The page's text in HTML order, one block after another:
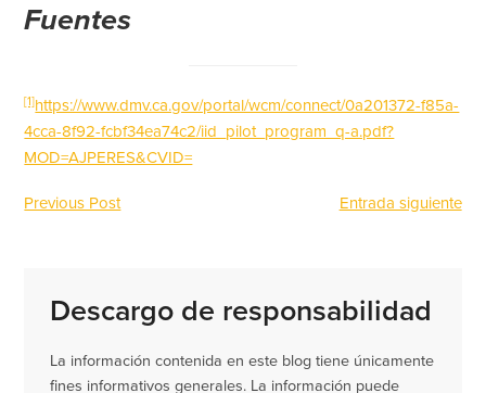
Fuentes
[1]https://www.dmv.ca.gov/portal/wcm/connect/0a201372-f85a-
4cca-8f92-fcbf34ea74c2/iid_pilot_program_q-a.pdf?
MOD=AJPERES&CVID=
Previous Post Entrada siguiente
Descargo de responsabilidad
La información contenida en este blog tiene únicamente
fines informativos generales. La información puede